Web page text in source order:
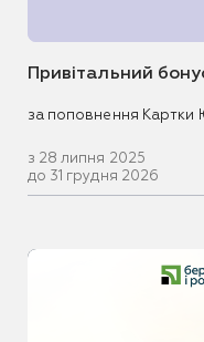
Привітальний
за поповнення Картки
з 28 липня 2025
до 31 грудня 2026